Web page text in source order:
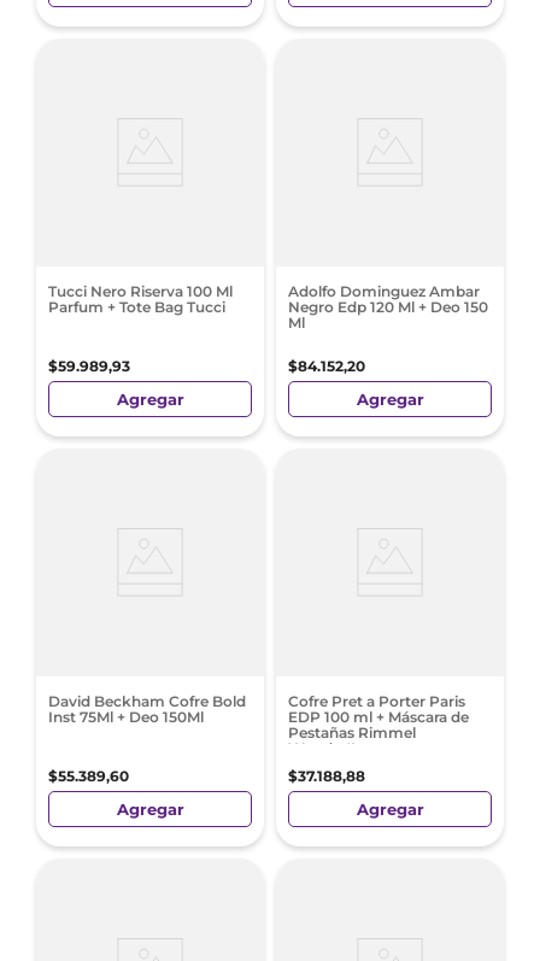
Tucci Nero Riserva 100 Ml
Parfum + Tote Bag Tucci
$59.989,93
Agregar
Adolfo Dominguez Ambar
Negro Edp 120 Ml + Deo 150
Ml
$84.152,20
Agregar
David Beckham Cofre Bold
Inst 75Ml + Deo 150Ml
$55.389,60
Agregar
Cofre Pret a Porter Paris
EDP 100 ml + Máscara de
Pestañas Rimmel
Wonder'Luxe
$37.188,88
Agregar